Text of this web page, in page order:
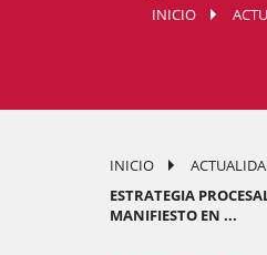
INICIO
INICIO
ESTRATEGIA
MANIFIESTO EN ...